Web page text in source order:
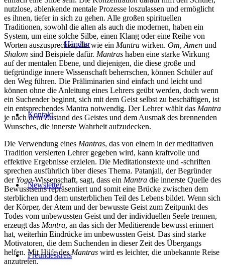
Händler
Kontakt
Newsletter
Freundeskreis
nutzlose, ablenkende mentale Prozesse loszulassen und ermöglicht
es ihnen, tiefer in sich zu gehen. Alle großen spirituellen
Traditionen, sowohl die alten als auch die modernen, haben ein
System, um eine solche Silbe, einen Klang oder eine Reihe von
Worten auszusprechen, die wie ein Mantra wirken. Om, Amen und
Shalom sind Beispiele dafür. Mantras haben eine starke Wirkung
auf der mentalen Ebene, und diejenigen, die diese große und
tiefgründige innere Wissenschaft beherrschen, können Schüler auf
den Weg führen. Die Präliminarien sind einfach und leicht und
können ohne die Anleitung eines Lehrers geübt werden, doch wenn
ein Suchender beginnt, sich mit dem Geist selbst zu beschäftigen, ist
ein entsprechendes Mantra notwendig. Der Lehrer wählt das Mantra
je nach dem Zustand des Geistes und dem Ausmaß des brennenden
Wunsches, die innerste Wahrheit aufzudecken.
Die Verwendung eines Mantras, das von einem in der meditativen
Tradition versierten Lehrer gegeben wird, kann kraftvolle und
effektive Ergebnisse erzielen. Die Meditationstexte und -schriften
sprechen ausführlich über dieses Thema. Patanjali, der Begründer
der Yoga-Wissenschaft, sagt, dass ein Mantra die innerste Quelle des
Bewusstseins repräsentiert und somit eine Brücke zwischen dem
sterblichen und dem unsterblichen Teil des Lebens bildet. Wenn sich
der Körper, der Atem und der bewusste Geist zum Zeitpunkt des
Todes vom unbewussten Geist und der individuellen Seele trennen,
erzeugt das Mantra, an das sich der Meditierende bewusst erinnert
hat, weiterhin Eindrücke im unbewussten Geist. Das sind starke
Motivatoren, die dem Suchenden in dieser Zeit des Übergangs
helfen. Mit Hilfe desMantras wird es leichter, die unbekannte Reise
anzutreten.